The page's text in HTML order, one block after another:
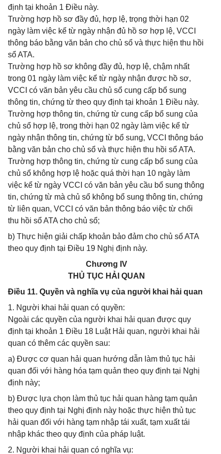
định tại khoản 1 Điều này.
Trường hợp hồ sơ đầy đủ, hợp lệ, trọng thời hạn 02
ngày làm việc kể từ ngày nhận đủ hồ sơ hợp lệ, VCCI
thông báo bằng văn bản cho chủ sổ và thực hiện thu hồi
sổ ATA.
Trường hợp hồ sơ không đầy đủ, hợp lệ, chậm nhất
trong 01 ngày làm việc kể từ ngày nhận được hồ sơ,
VCCI có văn bản yêu cầu chủ sổ cung cấp bổ sung
thông tin, chứng từ theo quy định tại khoản 1 Điều này.
Trường hợp thông tin, chứng từ cung cấp bổ sung của
chủ sổ hợp lệ, trong thời hạn 02 ngày làm việc kể từ
ngày nhận thông tin, chứng từ bổ sung, VCCI thông báo
bằng văn bản cho chủ sổ và thực hiện thu hồi sổ ATA.
Trường hợp thông tin, chứng từ cung cấp bổ sung của
chủ sổ không hợp lệ hoặc quá thời hạn 10 ngày làm
việc kể từ ngày VCCI có văn bản yêu cầu bổ sung thông
tin, chứng từ mà chủ sổ không bổ sung thông tin, chứng
từ liên quan, VCCI có văn bản thông báo việc từ chối
thu hồi sổ ATA cho chủ sổ;
b) Thực hiện giải chấp khoản bảo đảm cho chủ sổ ATA
theo quy định tại Điều 19 Nghị định này.
Chương IV
THỦ TỤC HẢI QUAN
Điều 11. Quyền và nghĩa vụ của người khai hải quan
1. Người khai hải quan có quyền:
Ngoài các quyền của người khai hải quan được quy
định tại khoản 1 Điều 18 Luật Hải quan, người khai hải
quan có thêm các quyền sau:
a) Được cơ quan hải quan hướng dẫn làm thủ tục hải
quan đối với hàng hóa tạm quản theo quy định tại Nghị
định này;
b) Được lựa chọn làm thủ tục hải quan hàng tạm quản
theo quy định tại Nghị định này hoặc thực hiện thủ tục
hải quan đối với hàng tạm nhập tái xuất, tạm xuất tái
nhập khác theo quy định của pháp luật.
2. Người khai hải quan có nghĩa vụ: